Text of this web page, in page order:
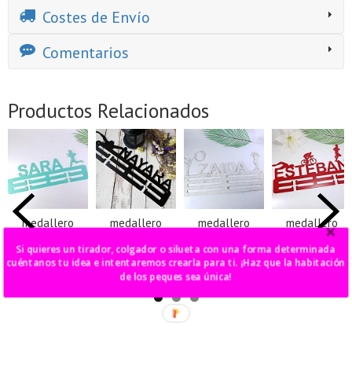
Costes de Envío
Comentarios
Productos Relacionados
medallero
50,00 €
medallero
o gimnasia...
50,00 €
medallero
50,00 €
medallero
doble triathlon
60,00 €
Si quieres un tirador, colgador o silueta con una forma determinada
cuéntanos tu idea e intentaremos crearla para ti. ¡Haz que la habitación
de los peques sea única!